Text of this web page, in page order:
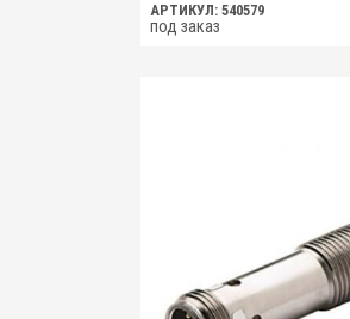
АРТИКУЛ: 540579
под заказ